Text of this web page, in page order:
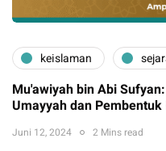
keislaman
Mu'awiyah bin Abi
Umayyah dan
Juni 12, 2024 2 Mins read